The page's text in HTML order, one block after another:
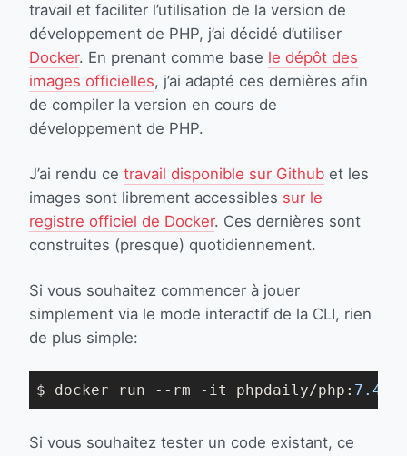
travail et faciliter l’utilisation de la version de
développement de PHP, j’ai décidé d’utiliser
Docker. En prenant comme base le dépôt des
images officielles, j’ai adapté ces dernières afin
de compiler la version en cours de
développement de PHP.
J’ai rendu ce travail disponible sur Github et les
images sont librement accessibles sur le
registre officiel de Docker. Ces dernières sont
construites (presque) quotidiennement.
Si vous souhaitez commencer à jouer
simplement via le mode interactif de la CLI, rien
de plus simple:
$ docker run --rm -it phpdaily/php: 7.4
Si vous souhaitez tester un code existant, ce